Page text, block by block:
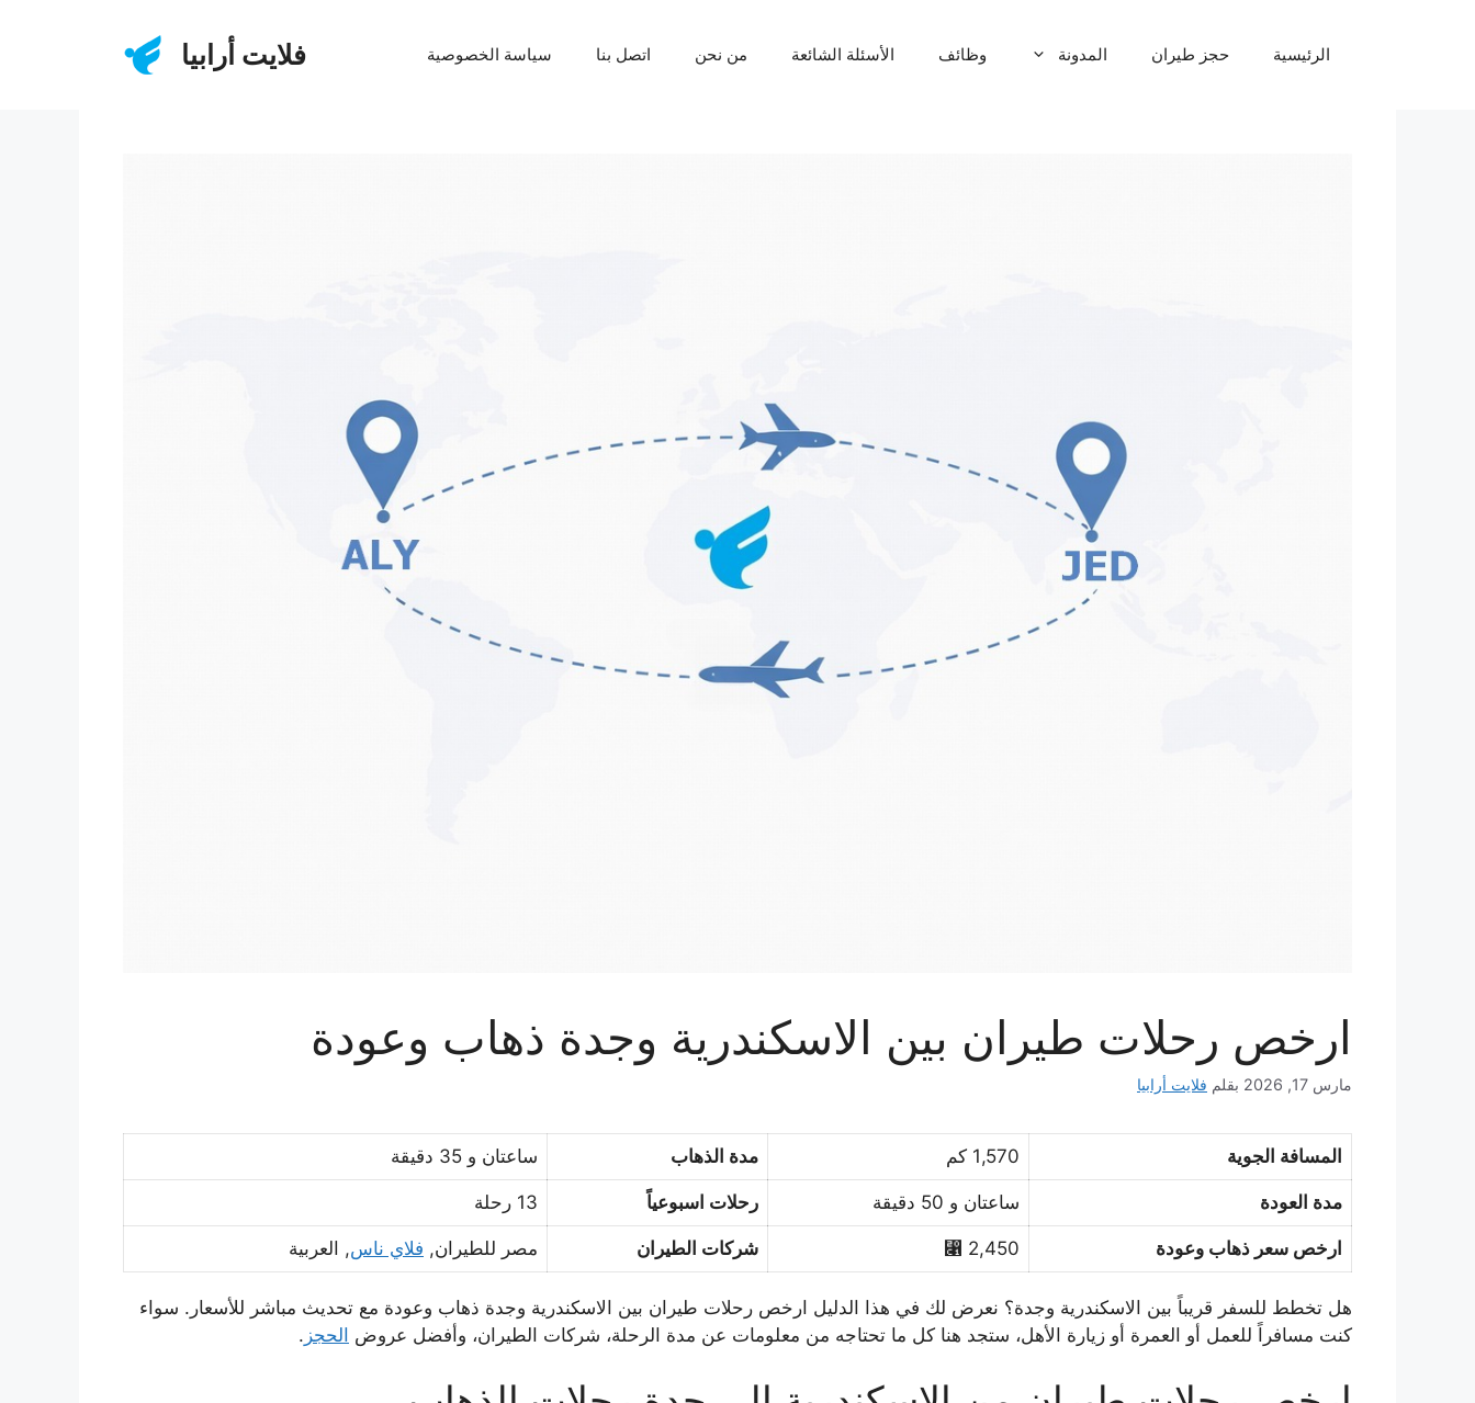
فلايت أرابيا الرئيسية حجز طيران المدونة وظائف الأسئلة الشائعة من نحن اتصل بنا سياسة الخصوصية
ارخص رحلات طيران بين الاسكندرية وجدة ذهاب وعودة
مارس 17, 2026 بقلم فلايت أرابيا
المسافة الجوية 1,570 كم مدة الذهاب ساعتان و 35 دقيقة
مدة العودة ساعتان و 50 دقيقة رحلات اسبوعياً 13 رحلة
ارخص سعر ذهاب وعودة 2,450 ⃁ شركات الطيران مصر للطيران, فلاي ناس, العربية
هل تخطط للسفر قريباً بين الاسكندرية وجدة؟ نعرض لك في هذا الدليل ارخص رحلات طيران بين الاسكندرية وجدة ذهاب وعودة مع تحديث مباشر للأسعار. سواء
كنت مسافراً للعمل أو العمرة أو زيارة الأهل، ستجد هنا كل ما تحتاجه من معلومات عن مدة الرحلة، شركات الطيران، وأفضل عروض الحجز .